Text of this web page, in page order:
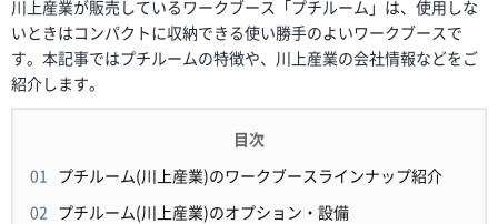
川上産業が販売しているワークブース「プチルーム」は、使用しな
いときはコンパクトに収納できる使い勝手のよいワークブースで
す。本記事ではプチルームの特徴や、川上産業の会社情報などをご
紹介します。
プチルーム(川上産業)のワークブースラインナップ紹介
プチルーム(川上産業)のオプション・設備